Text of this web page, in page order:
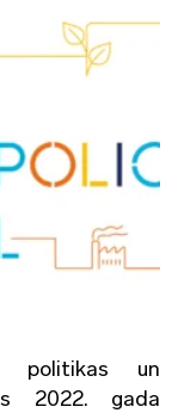
politikas un
2022. gada